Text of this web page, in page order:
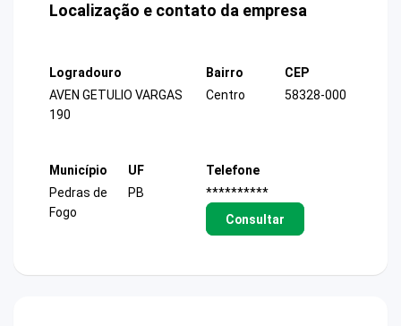
Localização e contato da empresa
Logradouro
AVEN GETULIO VARGAS
190
Bairro
Centro
CEP
58328-000
Município
Pedras de
Fogo
UF
PB
Telefone
**********
Consultar